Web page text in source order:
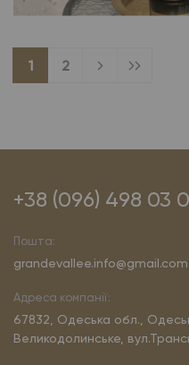
1 2
+38 (096) 498 03
Пошта:
grandevallee.info@gmail.com
Адреса компанії:
67832, Одеська обл.,
Великодолинське,